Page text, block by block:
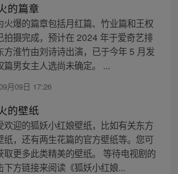
的篇章
火爆的篇章包括月红篇、竹业篇和王权
拍摄完成，预计在 2024 年于爱奇艺排
方淮竹由刘诗诗出演，已于今年 5 月发
男女主人选尚未确定。 ...
月09日 17:26
的壁纸
欢迎的狐妖小红娘壁纸，比如有关东方
纸，还有两生花篇的官方壁纸等。您可
取更多此类精美的壁纸。 等待电视剧的
下方链接来阅读《狐妖小红娘...